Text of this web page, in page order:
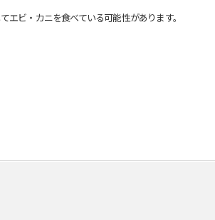
ビ・カニを食べている可能性があります。